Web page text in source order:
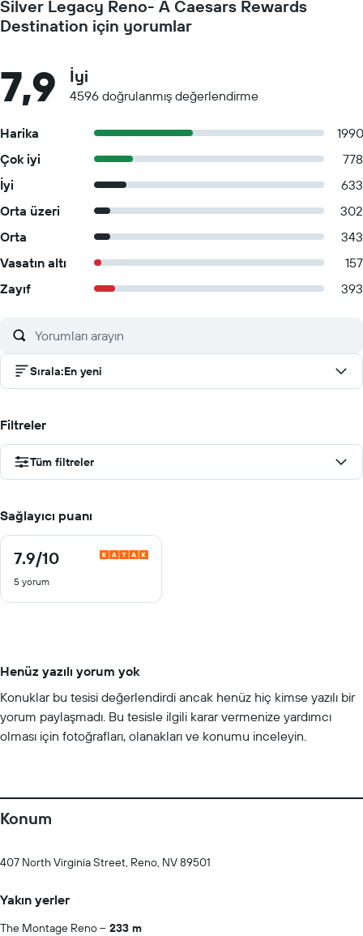
Silver Legacy Reno- A Caesars Rewards
Destination için yorumlar
7,9 İyi
4596 doğrulanmış değerlendirme
Harika
1990
Çok iyi
778
İyi
633
Orta üzeri
302
Orta
343
Vasatın altı
157
Zayıf
393
Sırala:En yeni
Filtreler
Tüm filtreler
Sağlayıcı puanı
7.9/10
7.9
10
5 yorum
Henüz yazılı yorum yok
Konuklar bu tesisi değerlendirdi ancak henüz hiç kimse yazılı bir
yorum paylaşmadı. Bu tesisle ilgili karar vermenize yardımcı
olması için fotoğrafları, olanakları ve konumu inceleyin.
Konum
407 North Virginia Street, Reno, NV 89501
Yakın yerler
The Montage Reno
233 m